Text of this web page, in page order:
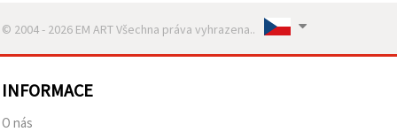
© 2004 - 2026 EM ART Všechna práva vyhrazena..
INFORMACE
O nás